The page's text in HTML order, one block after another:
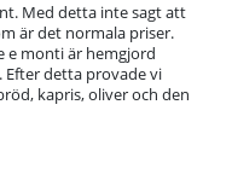
Med detta inte sagt att
är det normala priser.
e monti är hemgjord
detta provade vi
kapris, oliver och den